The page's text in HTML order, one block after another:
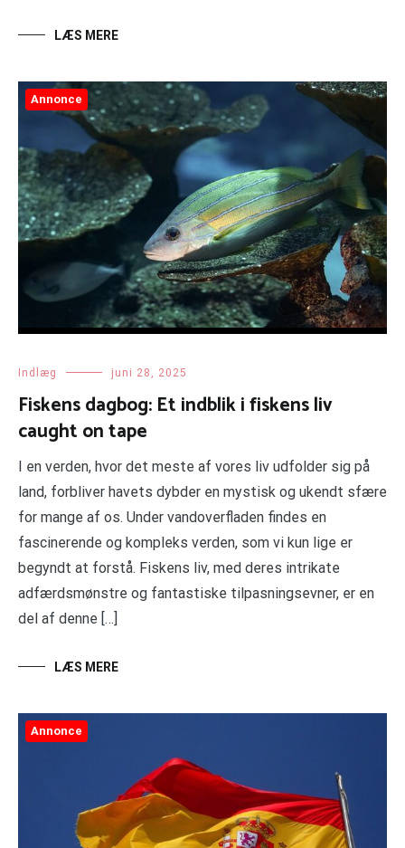
LÆS MERE
Annonce
Indlæg juni 28, 2025
Fiskens dagbog: Et indblik i fiskens liv
caught on tape
I en verden, hvor det meste af vores liv udfolder sig på
land, forbliver havets dybder en mystisk og ukendt sfære
for mange af os. Under vandoverfladen findes en
fascinerende og kompleks verden, som vi kun lige er
begyndt at forstå. Fiskens liv, med deres intrikate
adfærdsmønstre og fantastiske tilpasningsevner, er en
del af denne […]
LÆS MERE
Annonce